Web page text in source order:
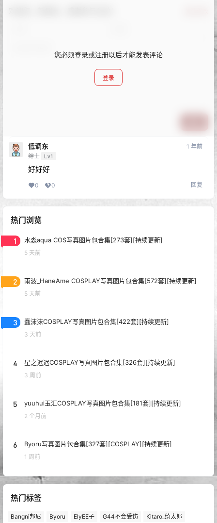
您必须登录或注册以后才能发表评论
登录
低调东
绅士 Lv1
1 年前
好好好
0 0 回复
热门浏览
1 水淼aqua COS写真图片包合集[273套][持续更新]
5 天前
2 雨波_HaneAme COSPLAY写真图片包合集[572套][持续更新]
5 天前
3 蠢沫沫COSPLAY写真图片包合集[422套][持续更新]
3 天前
4 星之迟迟COSPLAY写真图片包合集[326套][持续更新]
3 周前
5 yuuhui玉汇COSPLAY写真图片包合集[181套][持续更新]
2 个月前
6 Byoru写真图片包合集[327套][COSPLAY][持续更新]
1 周前
热门标签
Bangni邦尼 Byoru ElyEE子 G44不会受伤 Kitaro_绮太郎